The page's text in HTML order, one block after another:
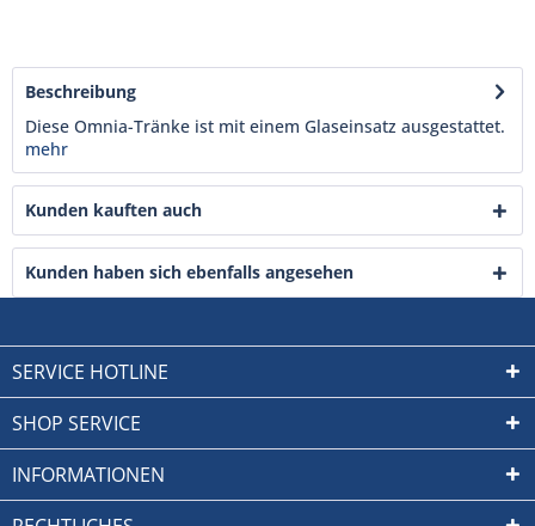
Beschreibung
Diese Omnia-Tränke ist mit einem Glaseinsatz ausgestattet.
mehr
Kunden kauften auch
Kunden haben sich ebenfalls angesehen
SERVICE HOTLINE
SHOP SERVICE
INFORMATIONEN